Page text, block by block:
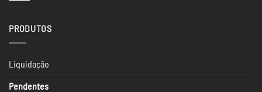
2024
para
PRODUTOS
Liquidação
Pendentes